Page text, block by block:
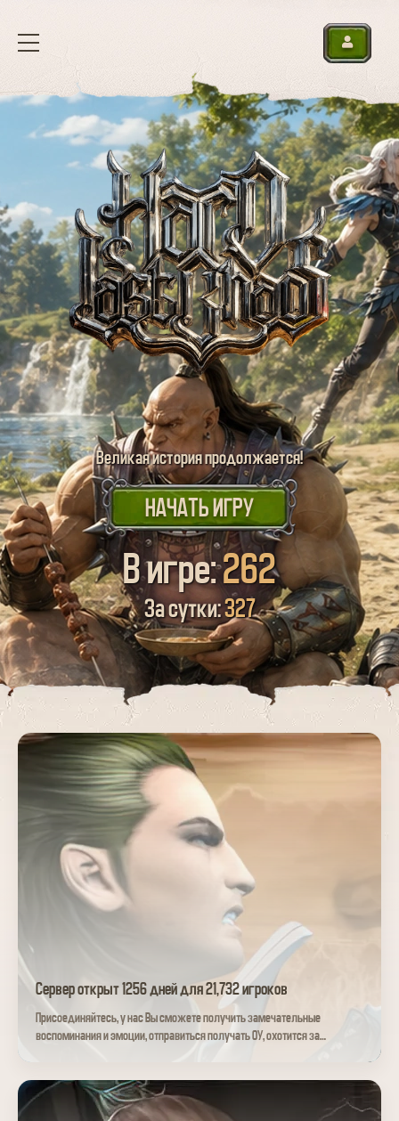
Великая история продолжается!
НАЧАТЬ ИГРУ
В игре:262
За сутки:327
Сервер открыт 1256 дней для 21,732 игроков
Присоединяйтесь, у нас Вы сможете получить замечательные
воспоминания и эмоции, отправиться получать ОУ, охотится за